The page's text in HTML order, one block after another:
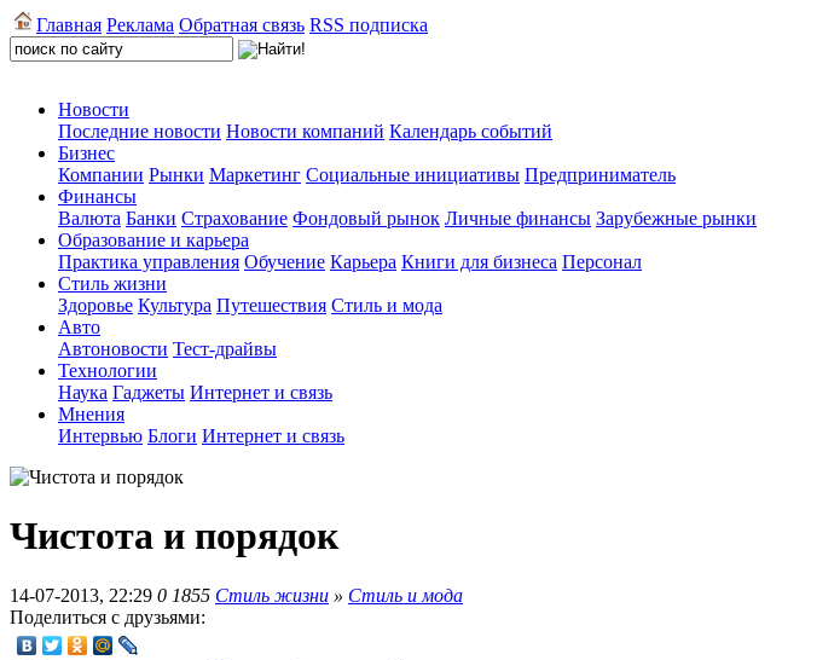
Главная Реклама Обратная связь RSS подписка
Новости
Последние новости Новости компаний Календарь событий
Бизнес
Компании Рынки Маркетинг Социальные инициативы Предприниматель
Финансы
Валюта Банки Страхование Фондовый рынок Личные финансы Зарубежные рынки
Образование и карьера
Практика управления Обучение Карьера Книги для бизнеса Персонал
Стиль жизни
Здоровье Культура Путешествия Стиль и мода
Авто
Автоновости Тест-драйвы
Технологии
Наука Гаджеты Интернет и связь
Мнения
Интервью Блоги Интернет и связь
Чистота и порядок
14-07-2013, 22:29 0 1855 Стиль жизни » Стиль и мода
Поделиться с друзьями: